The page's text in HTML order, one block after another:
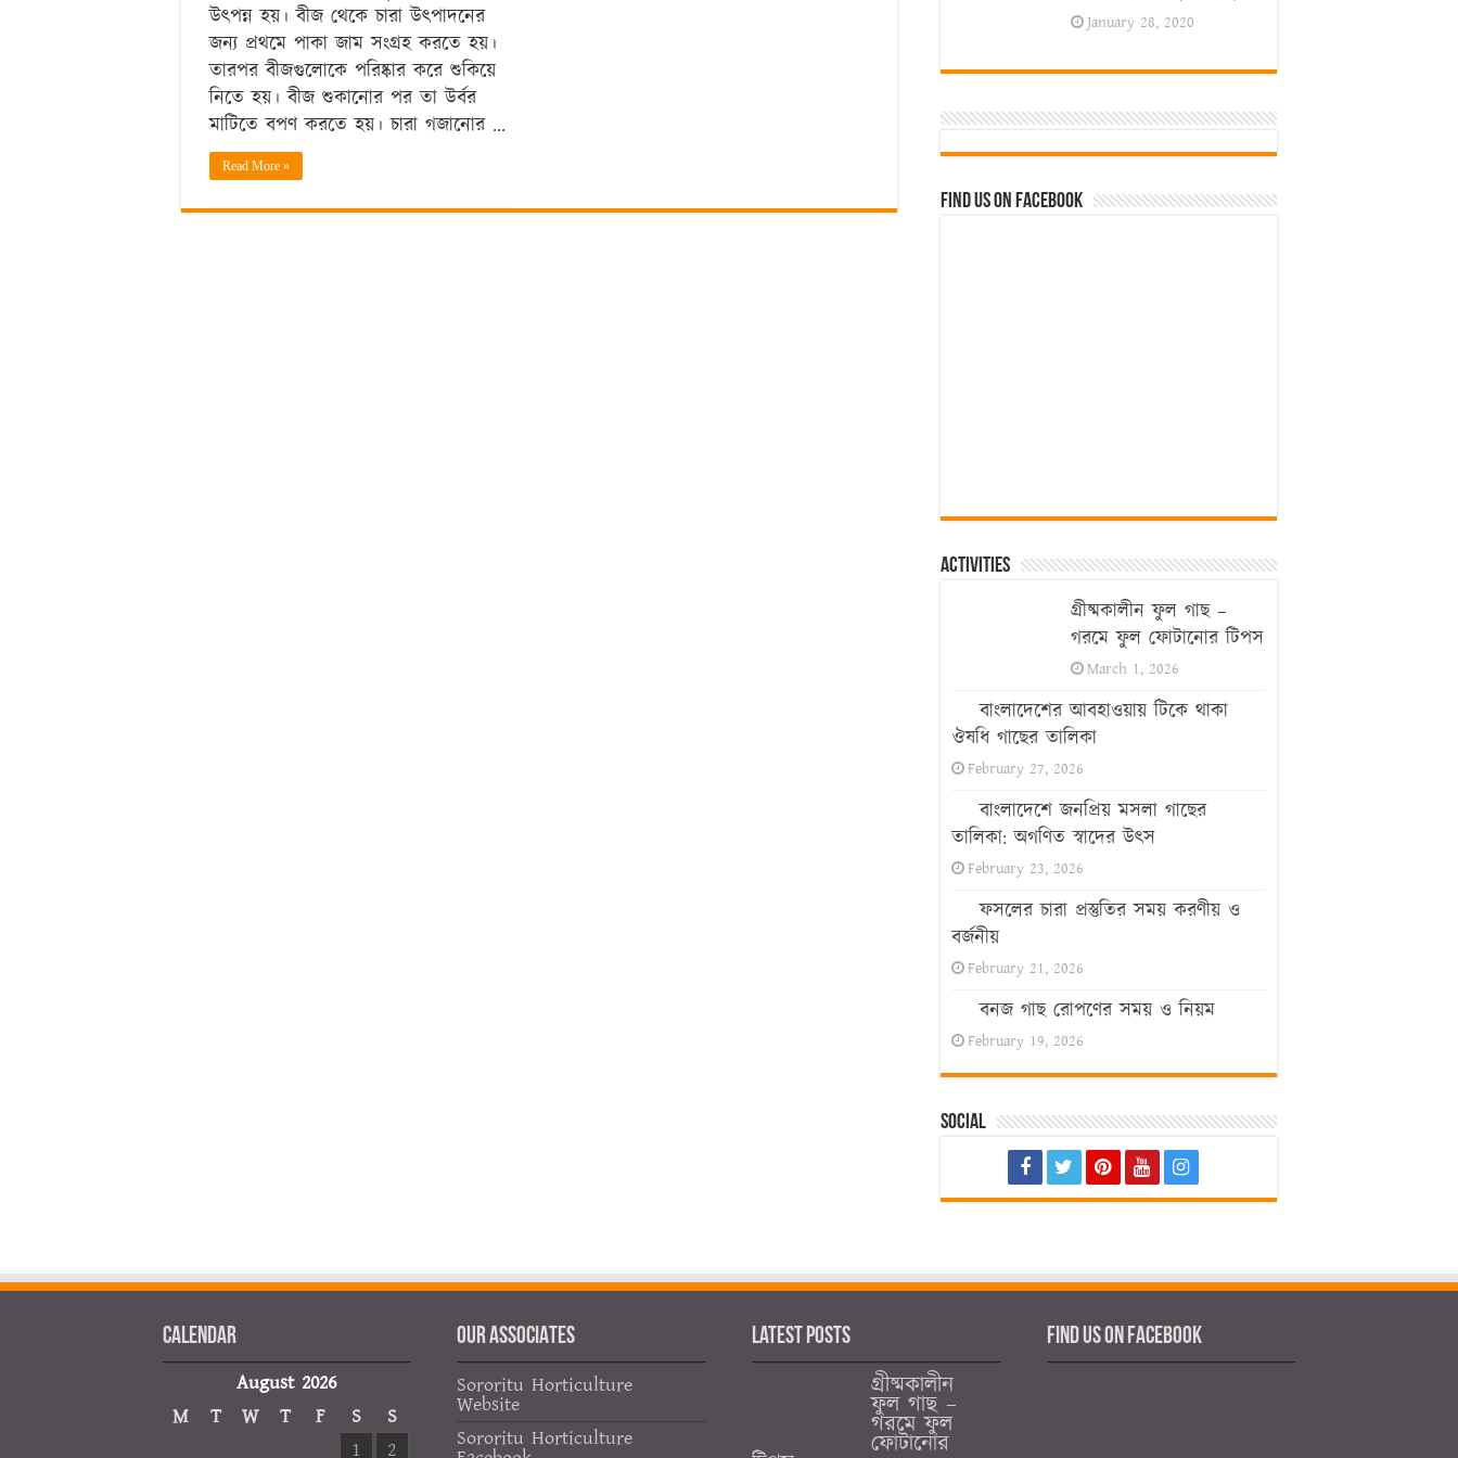
উৎপন্ন হয়। বীজ থেকে চারা উৎপাদনের
জন্য প্রথমে পাকা জাম সংগ্রহ করতে হয়।
তারপর বীজগুলোকে পরিষ্কার করে শুকিয়ে
নিতে হয়। বীজ শুকানোর পর তা উর্বর
মাটিতে বপণ করতে হয়। চারা গজানোর …
Read More »
January 28, 2020
Find us on Facebook
Activities
গ্রীষ্মকালীন ফুল গাছ –
গরমে ফুল ফোটানোর টিপস
March 1, 2026
বাংলাদেশের আবহাওয়ায় টিকে থাকা
ঔষধি গাছের তালিকা
February 27, 2026
বাংলাদেশে জনপ্রিয় মসলা গাছের
তালিকা: অগণিত স্বাদের উৎস
February 23, 2026
ফসলের চারা প্রস্তুতির সময় করণীয় ও
বর্জনীয়
February 21, 2026
বনজ গাছ রোপণের সময় ও নিয়ম
February 19, 2026
Social
Calendar
August 2026
M
T W T F S
S
1
2
OUR ASSOCIATES
Sororitu Horticulture
Website
Sororitu Horticulture
Latest Posts
গ্রীষ্মকালীন
ফুল গাছ –
গরমে ফুল
ফোটানোর
Find us on Facebook